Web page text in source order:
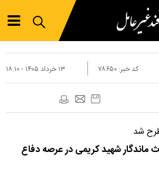
۱۳ خرداد ۱۴۰۵ - ۱۸:۱۰ کد خبر: ۷۸۶۵۰
شد
ماندگار شهید کریمی در عرصه دفاع